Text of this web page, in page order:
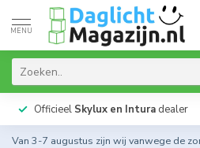
MENU
Officieel Skylux en Intura dealer
Van 3-7 augustus zijn wij vanwege de